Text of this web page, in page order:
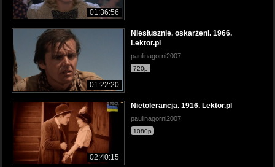
01:36:56
01:22:20
Niesłusznie. oskarżeni. 1966.
Lektor.pl
paulinagorni2007
720p
02:40:15
Nietolerancja. 1916. Lektor.pl
paulinagorni2007
1080p